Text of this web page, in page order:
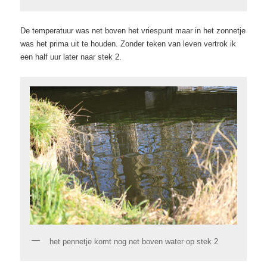
De temperatuur was net boven het vriespunt maar in het zonnetje
was het prima uit te houden. Zonder teken van leven vertrok ik
een half uur later naar stek 2.
het pennetje komt nog net boven water op stek 2